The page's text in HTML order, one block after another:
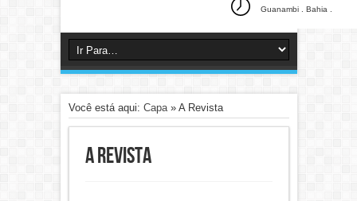
Guanambi . Bahia .
Você está aqui: Capa» A Revista
A Revista